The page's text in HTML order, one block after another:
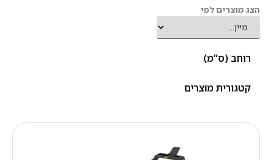
הצג מוצרים לפי
רוחב (ס”מ)
קטגורית מוצרים